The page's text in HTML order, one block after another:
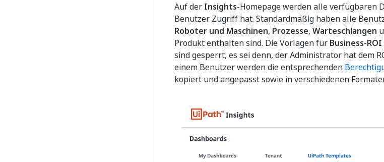
Auf der Insights-Homepage werden alle verfügbaren
Benutzer Zugriff hat. Standardmäßig haben alle
Roboter und Maschinen, Prozesse, Warteschlangen
Produkt enthalten sind. Die Vorlagen für Business-ROI
sind gesperrt, es sei denn, der Administrator hat dem
einem Benutzer werden die entsprechenden
kopiert und angepasst sowie in verschiedenen